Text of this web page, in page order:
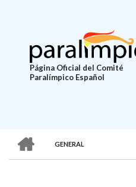
principal
Página Oficial del Comité
Paralímpico Español
SOBRESCRIBIR
GENERAL